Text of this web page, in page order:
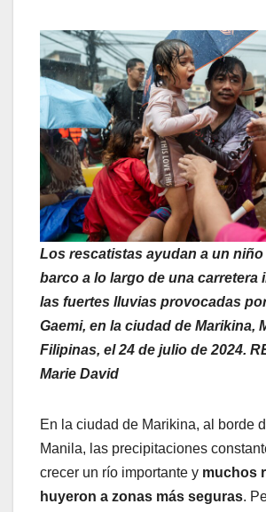
Los rescatistas ayudan a un niño
barco a lo largo de una carretera
las fuertes lluvias provocadas
Gaemi, en la ciudad de Marikina,
Filipinas, el 24 de julio de 2024.
Marie David
En la ciudad de Marikina, al borde
Manila, las precipitaciones
crecer un río importante y muchos
huyeron a zonas más seguras.